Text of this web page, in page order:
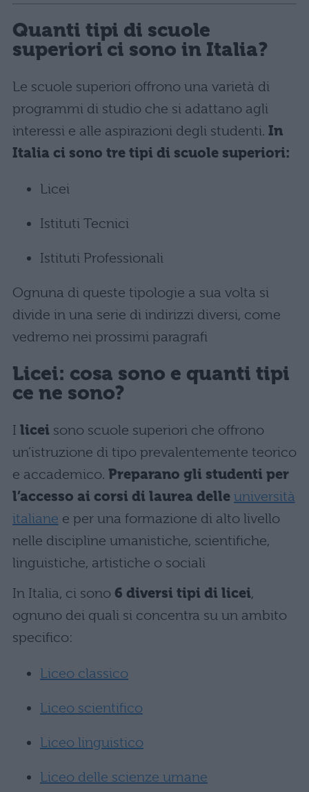
Quanti tipi di scuole
superiori ci sono in Italia?
Le scuole superiori offrono una varietà di
programmi di studio che si adattano agli
interessi e alle aspirazioni degli studenti. In
Italia ci sono tre tipi di scuole superiori:
Licei
Istituti Tecnici
Istituti Professionali
Ognuna di queste tipologie a sua volta si
divide in una serie di indirizzi diversi, come
vedremo nei prossimi paragrafi
Licei: cosa sono e quanti tipi
ce ne sono?
I licei sono scuole superiori che offrono
un’istruzione di tipo prevalentemente teorico
e accademico. Preparano gli studenti per
l’accesso ai corsi di laurea delle università
italiane e per una formazione di alto livello
nelle discipline umanistiche, scientifiche,
linguistiche, artistiche o sociali
In Italia, ci sono 6 diversi tipi di licei,
ognuno dei quali si concentra su un ambito
specifico:
Liceo classico
Liceo scientifico
Liceo linguistico
Liceo delle scienze umane